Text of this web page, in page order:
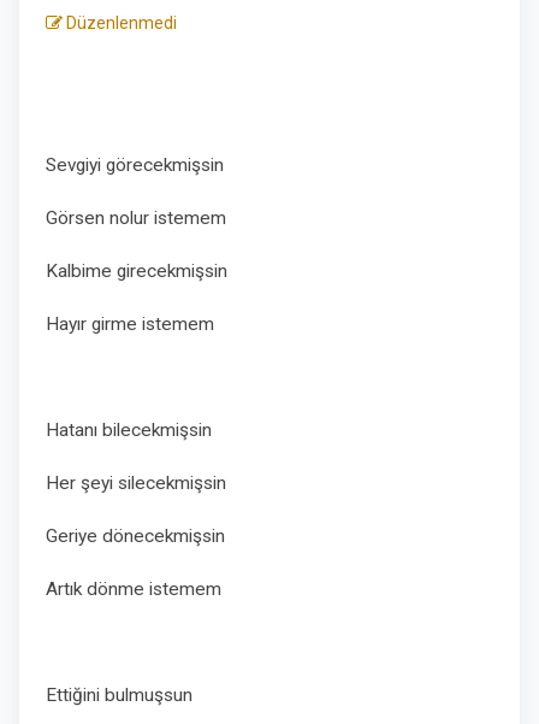
Düzenlenmedi
Sevgiyi görecekmişsin
Görsen nolur istemem
Kalbime girecekmişsin
Hayır girme istemem
Hatanı bilecekmişsin
Her şeyi silecekmişsin
Geriye dönecekmişsin
Artık dönme istemem
Ettiğini bulmuşsun